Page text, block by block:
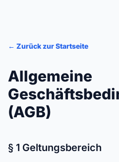
← Zurück zur Startseite
Allgemeine
(AGB)
§ 1 Geltungsbereich